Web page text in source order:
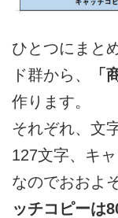
ひとつにまと
ド群から、
「
作ります。
それぞれ、文
127文字、キ
なのでおおよそ
ッチコピーは